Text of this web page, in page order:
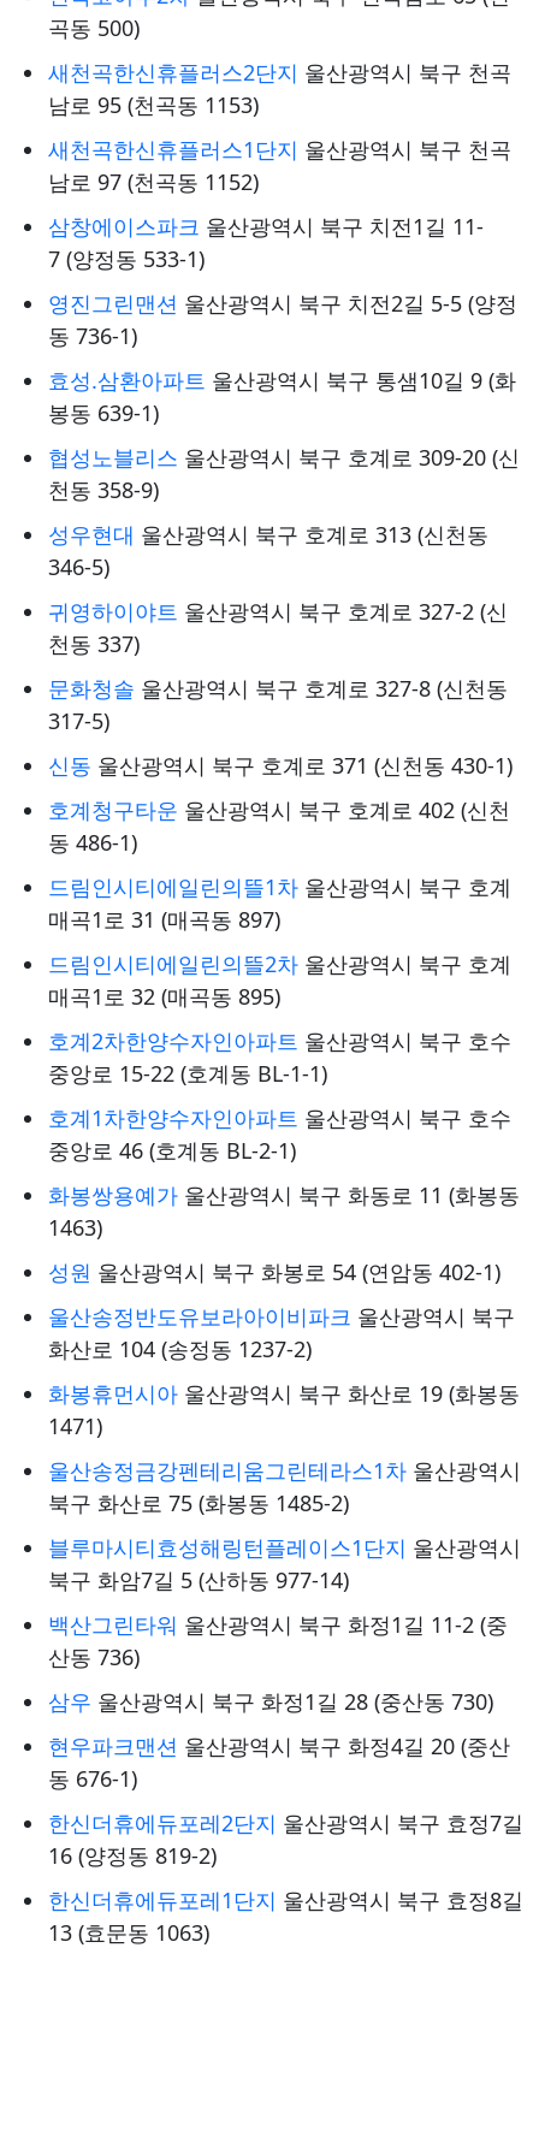
곡동 500)
새천곡한신휴플러스2단지 울산광역시 북구 천곡
남로 95 (천곡동 1153)
새천곡한신휴플러스1단지 울산광역시 북구 천곡
남로 97 (천곡동 1152)
삼창에이스파크 울산광역시 북구 치전1길 11-
7 (양정동 533-1)
영진그린맨션 울산광역시 북구 치전2길 5-5 (양정
동 736-1)
효성.삼환아파트 울산광역시 북구 통샘10길 9 (화
봉동 639-1)
협성노블리스 울산광역시 북구 호계로 309-20 (신
천동 358-9)
성우현대 울산광역시 북구 호계로 313 (신천동
346-5)
귀영하이야트 울산광역시 북구 호계로 327-2 (신
천동 337)
문화청솔 울산광역시 북구 호계로 327-8 (신천동
317-5)
신동 울산광역시 북구 호계로 371 (신천동 430-1)
호계청구타운 울산광역시 북구 호계로 402 (신천
동 486-1)
드림인시티에일린의뜰1차 울산광역시 북구 호계
매곡1로 31 (매곡동 897)
드림인시티에일린의뜰2차 울산광역시 북구 호계
매곡1로 32 (매곡동 895)
호계2차한양수자인아파트 울산광역시 북구 호수
중앙로 15-22 (호계동 BL-1-1)
호계1차한양수자인아파트 울산광역시 북구 호수
중앙로 46 (호계동 BL-2-1)
화봉쌍용예가 울산광역시 북구 화동로 11 (화봉동
1463)
성원 울산광역시 북구 화봉로 54 (연암동 402-1)
울산송정반도유보라아이비파크 울산광역시 북구
화산로 104 (송정동 1237-2)
화봉휴먼시아 울산광역시 북구 화산로 19 (화봉동
1471)
울산송정금강펜테리움그린테라스1차 울산광역시
북구 화산로 75 (화봉동 1485-2)
블루마시티효성해링턴플레이스1단지 울산광역시
북구 화암7길 5 (산하동 977-14)
백산그린타워 울산광역시 북구 화정1길 11-2 (중
산동 736)
삼우 울산광역시 북구 화정1길 28 (중산동 730)
현우파크맨션 울산광역시 북구 화정4길 20 (중산
동 676-1)
한신더휴에듀포레2단지 울산광역시 북구 효정7길
16 (양정동 819-2)
한신더휴에듀포레1단지 울산광역시 북구 효정8길
13 (효문동 1063)